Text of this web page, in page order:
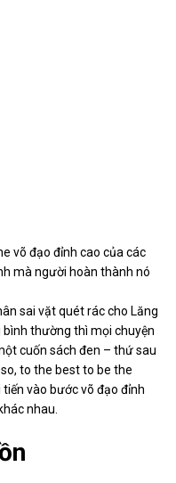
võ đạo đỉnh cao của các
mà người hoàn thành nó
sai vặt quét rác cho Lăng
thường thì mọi chuyện
cuốn sách đen – thứ sau
to the best to be the
vào bước võ đạo đỉnh
nhau.